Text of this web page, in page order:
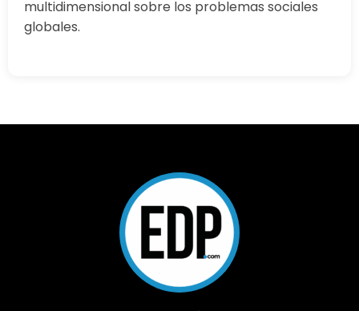
multidimensional sobre los problemas sociales
globales.